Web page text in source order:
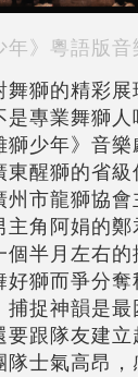
年》粵語版
舞獅的精彩
專業舞獅
獅少年》音
醒獅的省級
州市龍獅協
主角阿娟的
個半月左右
獅而爭分奪
捕捉神韻是
要跟隊友建
士氣高昂，